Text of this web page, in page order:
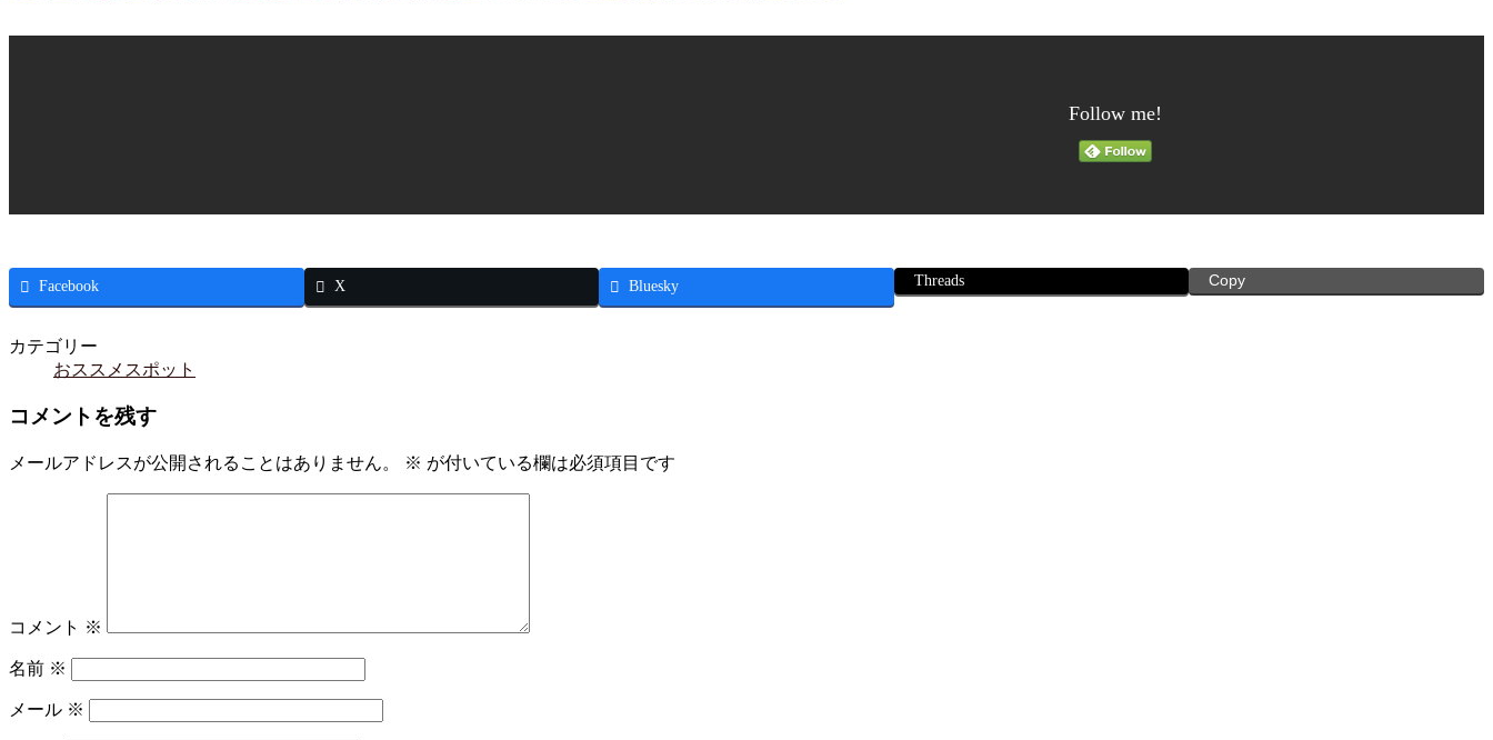
Follow me!
Facebook X Bluesky Threads Copy
カテゴリー
おススメスポット
コメントを残す
メールアドレスが公開されることはありません。 ※ が付いている欄は必須項目です
コメント ※
名前 ※
メール ※